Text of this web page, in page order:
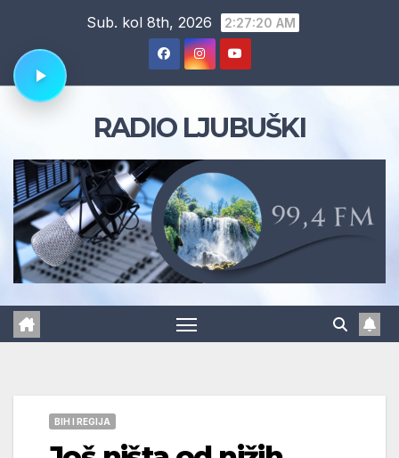
content
Sub. kol 8th, 2026 2:27:21 AM
RADIO LJUBUŠKI
BIH I REGIJA